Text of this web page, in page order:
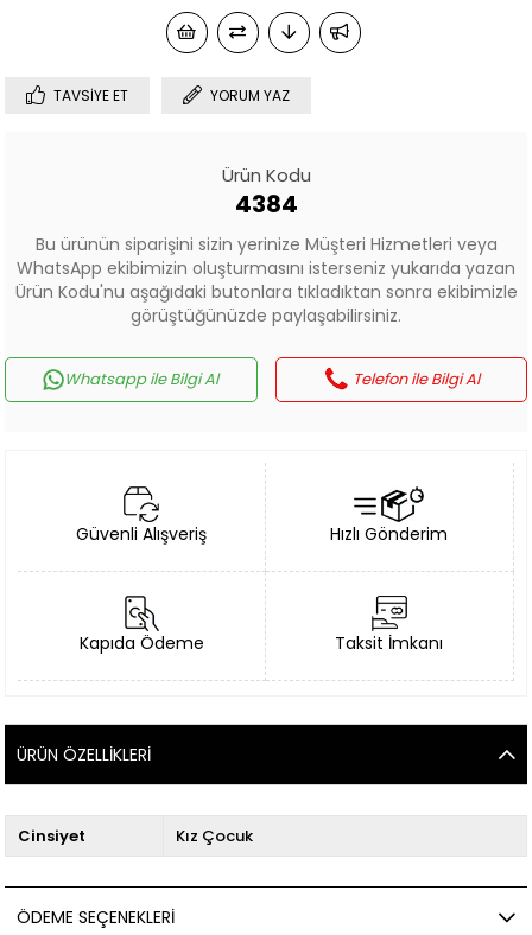
TAVSIYE ET YORUM YAZ
Ürün Kodu
4384
Bu ürünün siparişini sizin yerinize Müşteri Hizmetleri veya
WhatsApp ekibimizin oluşturmasını isterseniz yukarıda yazan
Ürün Kodu'nu aşağıdaki butonlara tıkladıktan sonra ekibimizle
görüştüğünüzde paylaşabilirsiniz.
Whatsapp ile Bilgi Al Telefon ile Bilgi Al
Güvenli Alışveriş Hızlı Gönderim
Kapıda Ödeme Taksit İmkanı
ÜRÜN ÖZELLIKLERI
Cinsiyet Kız Çocuk
ÖDEME SEÇENEKLERI